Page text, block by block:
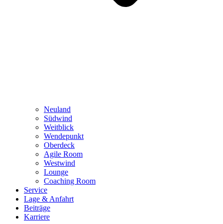
Neuland
Südwind
Weitblick
Wendepunkt
Oberdeck
Agile Room
Westwind
Lounge
Coaching Room
Service
Lage & Anfahrt
Beiträge
Karriere